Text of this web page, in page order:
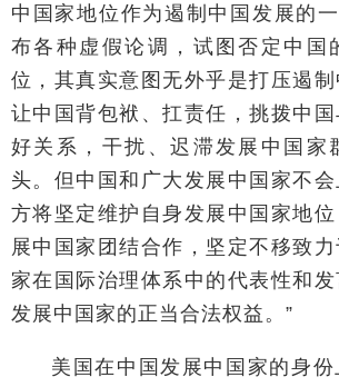
中国家地位作为遏制中国发展的
布各种虚假论调，试图否定中国
位，其真实意图无外乎是打压遏制
让中国背包袱、扛责任，挑拨中
好关系，干扰、迟滞发展中国家
头。但中国和广大发展中国家不
方将坚定维护自身发展中国家地
展中国家团结合作，坚定不移致
家在国际治理体系中的代表性和
发展中国家的正当合法权益。”
美国在中国发展中国家的身